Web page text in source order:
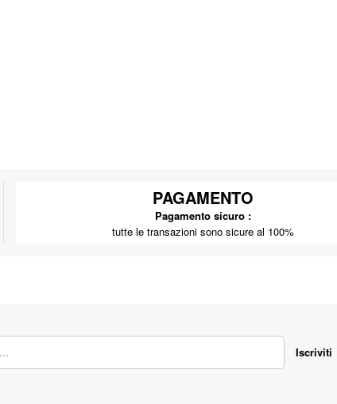
PAGAMENTO
Pagamento sicuro :
tutte le transazioni sono sicure al 100%
Iscriviti